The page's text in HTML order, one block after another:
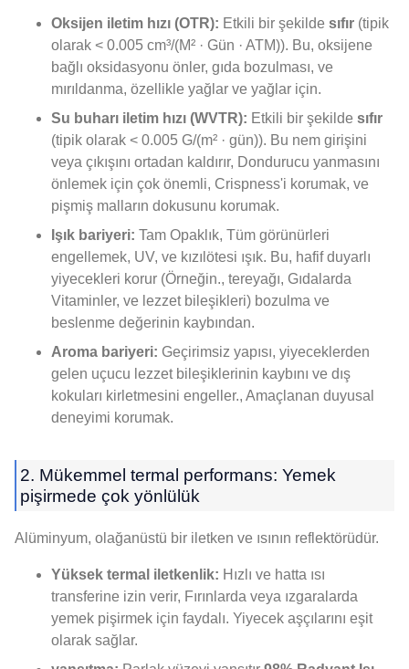
Oksijen iletim hızı (OTR): Etkili bir şekilde sıfır (tipik
olarak < 0.005 cm³/(M² · Gün · ATM)). Bu, oksijene
bağlı oksidasyonu önler, gıda bozulması, ve
mırıldanma, özellikle yağlar ve yağlar için.
Su buharı iletim hızı (WVTR): Etkili bir şekilde sıfır
(tipik olarak < 0.005 G/(m² · gün)). Bu nem girişini
veya çıkışını ortadan kaldırır, Dondurucu yanmasını
önlemek için çok önemli, Crispness'i korumak, ve
pişmiş malların dokusunu korumak.
Işık bariyeri: Tam Opaklık, Tüm görünürleri
engellemek, UV, ve kızılötesi ışık. Bu, hafif duyarlı
yiyecekleri korur (Örneğin., tereyağı, Gıdalarda
Vitaminler, ve lezzet bileşikleri) bozulma ve
beslenme değerinin kaybından.
Aroma bariyeri: Geçirimsiz yapısı, yiyeceklerden
gelen uçucu lezzet bileşiklerinin kaybını ve dış
kokuları kirletmesini engeller., Amaçlanan duyusal
deneyimi korumak.
2. Mükemmel termal performans: Yemek
pişirmede çok yönlülük
Alüminyum, olağanüstü bir iletken ve ısının reflektörüdür.
Yüksek termal iletkenlik: Hızlı ve hatta ısı
transferine izin verir, Fırınlarda veya ızgaralarda
yemek pişirmek için faydalı. Yiyecek aşçılarını eşit
olarak sağlar.